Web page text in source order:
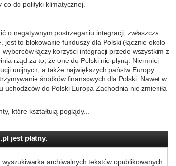
co do polityki klimatycznej.
o negatywnym postrzeganiu integracji, zwłaszcza
to blokowanie funduszy dla Polski (łącznie około
łączy korzyści integracji przede wszystkim z
rząd za to, że one do Polski nie płyną. Niemniej
unijnych, a także największych państw Europy
środków finansowych dla Polski. Nawet w
uchodźców do Polski Europa Zachodnia nie zmieniła
które kształtują poglądy...
jest płatny.
archiwalnych tekstów opublikowanych